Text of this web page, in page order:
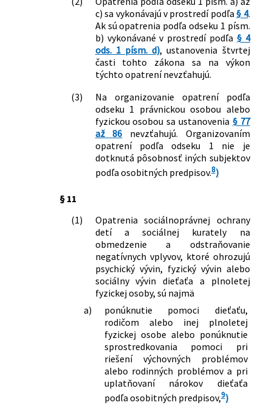
c) sa vykonávajú v prostredí podľa§ 4.
Ak sú opatrenia podľa odseku 1 písm.
b) vykonávané v prostredí podľa § 4
ods. 1 písm. d), ustanovenia štvrtej
časti tohto zákona sa na výkon
týchto opatrení nevzťahujú.
(3)
Na organizovanie opatrení podľa
odseku 1 právnickou osobou alebo
fyzickou osobou sa ustanovenia § 77
až 86 nevzťahujú. Organizovaním
opatrení podľa odseku 1 nie je
dotknutá pôsobnosť iných subjektov
podľa osobitných predpisov.8)
§ 11
(1)
Opatrenia sociálnoprávnej ochrany
detí a sociálnej kurately na
obmedzenie a odstraňovanie
negatívnych vplyvov, ktoré ohrozujú
psychický vývin, fyzický vývin alebo
sociálny vývin dieťaťa a plnoletej
fyzickej osoby, sú najmä
a)
ponúknutie pomoci dieťaťu,
rodičom alebo inej plnoletej
fyzickej osobe alebo ponúknutie
sprostredkovania pomoci pri
riešení výchovných problémov
alebo rodinných problémov a pri
uplatňovaní nárokov dieťaťa
podľa osobitných predpisov,9)